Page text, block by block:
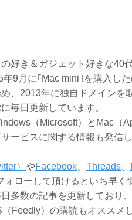
好き＆ガジェット好きな40
年9月に｢Mac mini｣を購入し
、2013年に独自ドメインを
毎日更新しています。
（Microsoft）とMac（
ービスに関する情報も発信し
） やFacebook Threads
ォローして頂けるといち早く
日多数の記事を更新しており
Feedly）の購読もオススメ